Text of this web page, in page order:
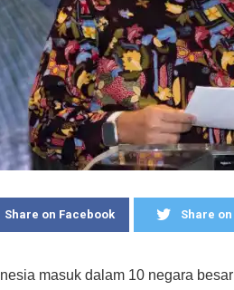
Share on Facebook Share
masuk dalam 10 negara